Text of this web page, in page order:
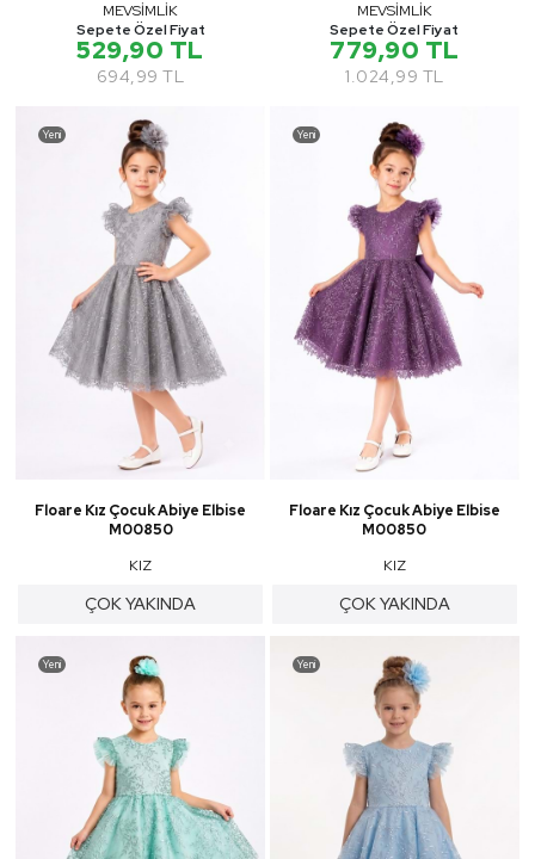
MEVSİMLİK
Sepete Özel Fiyat
529,90 TL
694,99 TL
MEVSİMLİK
Sepete Özel Fiyat
779,90 TL
1.024,99 TL
Yeni
Floare Kız Çocuk Abiye Elbise
M00850
KIZ
ÇOK YAKINDA
Yeni
Floare Kız Çocuk Abiye Elbise
M00850
KIZ
ÇOK YAKINDA
Yeni Yeni